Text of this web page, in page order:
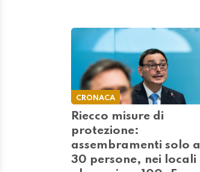
CRONACA
Riecco misure di
protezione:
assembramenti solo a
30 persone, nei locali